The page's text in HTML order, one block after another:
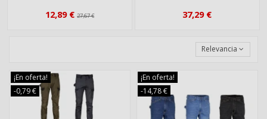
12,89 €27,67 € 37,29 €
Relevancia
¡En oferta!
-0,79 €
¡En oferta!
-14,78 €